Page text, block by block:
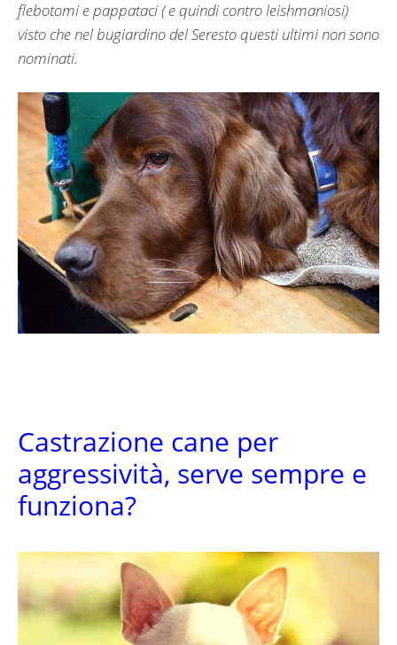
flebotomi e pappataci ( e quindi contro leishmaniosi)
visto che nel bugiardino del Seresto questi ultimi non sono
nominati.
Castrazione cane per
aggressività, serve sempre e
funziona?